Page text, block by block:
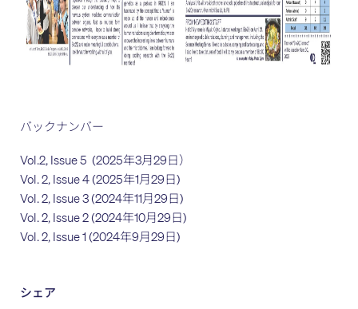
バックナンバー
Vol.2, Issue 5 (2025年3月29日）
Vol. 2, Issue 4(2025年1月29日)
Vol. 2, Issue 3(2024年11月29日)
Vol. 2, Issue 2(2024年10月29日)
Vol. 2, Issue 1 (2024年9月29日)
シェア